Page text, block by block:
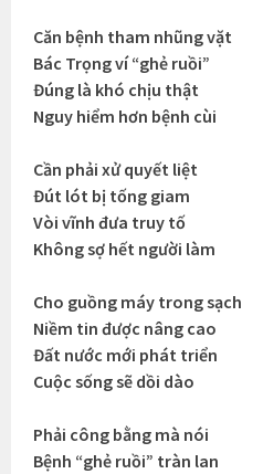
Căn bệnh tham nhũng vặt
Bác Trọng ví “ghẻ ruồi”
Đúng là khó chịu thật
Nguy hiểm hơn bệnh cùi
Cần phải xử quyết liệt
Đút lót bị tống giam
Vòi vĩnh đưa truy tố
Không sợ hết người làm
Cho guồng máy trong sạch
Niềm tin được nâng cao
Đất nước mới phát triển
Cuộc sống sẽ dồi dào
Phải công bằng mà nói
Bệnh “ghẻ ruồi” tràn lan